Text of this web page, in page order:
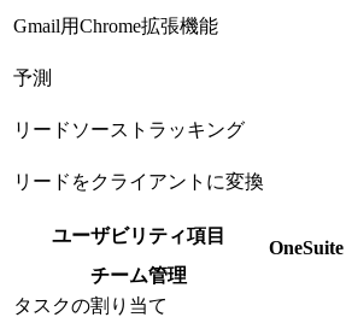
Gmail用Chrome拡張機能
予測
リードソーストラッキング
リードをクライアントに変換
ユーザビリティ項目
OneSuite
チーム管理
タスクの割り当て